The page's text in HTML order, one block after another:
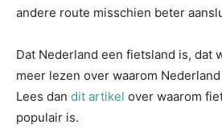
andere route misschien beter
Dat Nederland een fietsland is, dat
meer lezen over waarom
Lees dan dit artikel over waarom
populair is.